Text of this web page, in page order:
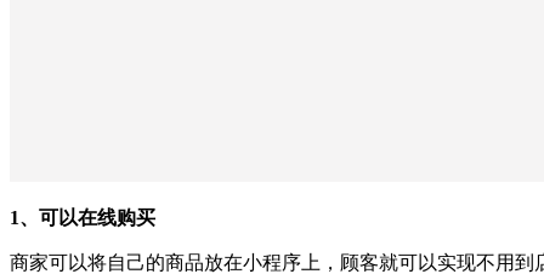
1、可以在线购买
商家可以将自己的商品放在小程序上，顾客就可以实现不用到